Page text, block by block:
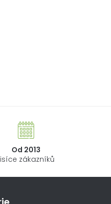
Od 2013
zákazníků